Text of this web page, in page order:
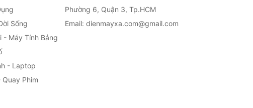
Sống
- Máy Tính Bảng
- Laptop
Quay Phim
Phường 6, Quận 3, Tp.HCM
Email: dienmayxa.com@gmail.com